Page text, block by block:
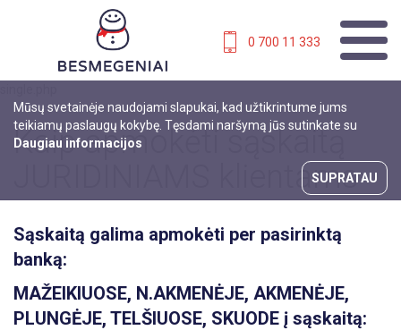
0 700 11 333
Mūsų svetainėje naudojami slapukai, kad užtikrintume jums
teikiamų paslaugų kokybę. Tęsdami naršymą jūs sutinkate su
Daugiau informacijos
SUPRATAU
Kaip apmokėti sąskaitą
JURIDINIAMS klientams
Sąskaitą galima apmokėti per pasirinktą
banką:
MAŽEIKIUOSE, N.AKMENĖJE, AKMENĖJE,
PLUNGĖJE, TELŠIUOSE, SKUODE į sąskaitą: